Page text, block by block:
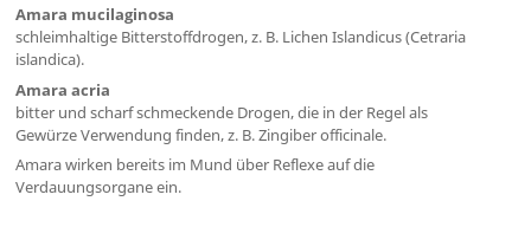
Amara mucilaginosa
schleimhaltige Bitterstoffdrogen, z. B. Lichen Islandicus (Cetraria
islandica).
Amara acria
bitter und scharf schmeckende Drogen, die in der Regel als
Gewürze Verwendung finden, z. B. Zingiber officinale.
Amara wirken bereits im Mund über Reflexe auf die
Verdauungsorgane ein.